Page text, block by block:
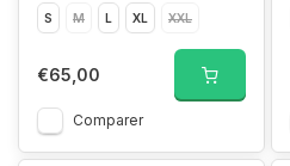
S
M L XL XXL
€65,00
Comparer